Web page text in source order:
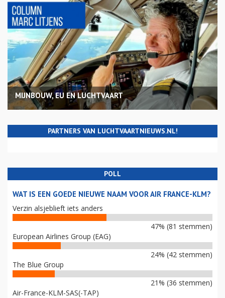
MIJNBOUW, EU EN LUCHTVAART
PARTNERS VAN LUCHTVAARTNIEUWS.NL!
POLL
WAT IS EEN GOEDE NIEUWE NAAM VOOR AIR FRANCE-KLM?
Verzin alsjeblieft iets anders
47% (81 stemmen)
European Airlines Group (EAG)
24% (42 stemmen)
The Blue Group
21% (36 stemmen)
Air-France-KLM-SAS(-TAP)